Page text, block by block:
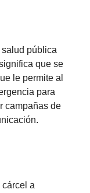
salud pública
que se
le permite al
para
campañas de
a